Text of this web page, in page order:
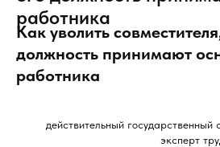
работника
Как уволить
должность принимают
работника
действительный
эксперт